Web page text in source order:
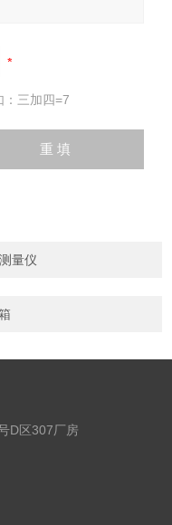
：三加四=7
量仪
D区307厂房